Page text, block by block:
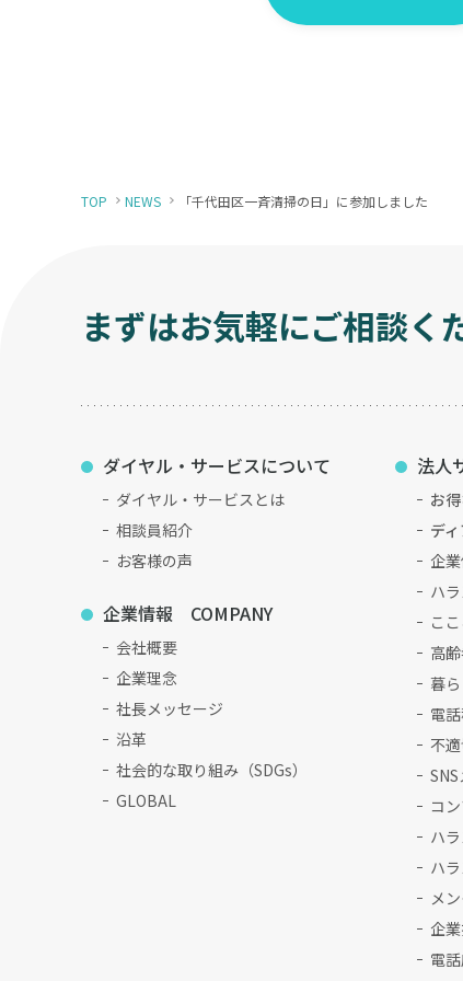
TOP NEWS 「千代田区一斉清掃の日」に参加しました
まずはお気軽にご相談く
ダイヤル・サービスについて
ダイヤル・サービスとは
相談員紹介
お客様の声
企業情報 COMPANY
会社概要
企業理念
社長メッセージ
沿革
社会的な取り組み（SDGs）
GLOBAL
法人
お
デ
企
ハ
こ
高
暮
電
不
コ
ハ
ハ
メ
企
電